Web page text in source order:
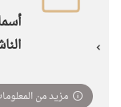
مزيد من